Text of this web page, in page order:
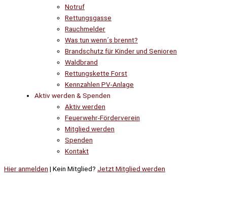
Notruf
Rettungsgasse
Rauchmelder
Was tun wenn´s brennt?
Brandschutz für Kinder und Senioren
Waldbrand
Rettungskette Forst
Kennzahlen PV-Anlage
Aktiv werden & Spenden
Aktiv werden
Feuerwehr-Förderverein
Mitglied werden
Spenden
Kontakt
Hier anmelden | Kein Mitglied? Jetzt Mitglied werden